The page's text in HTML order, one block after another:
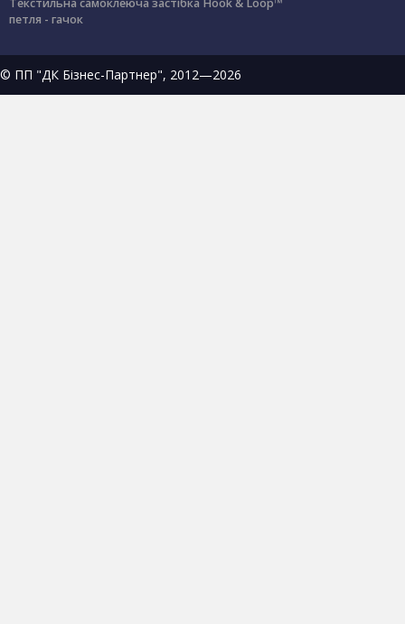
Текстильна самоклеюча застібка Hook & Loop™
петля - гачок
© ПП "ДК Бізнес-Партнер", 2012—2026